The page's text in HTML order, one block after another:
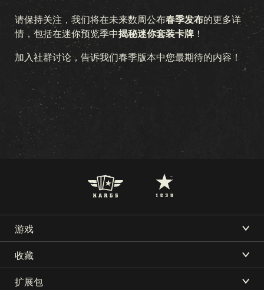
请保持关注，我们将在未来数周公布春季发布的更多详
情，包括在迷你预览季中揭秘迷你套装卡牌 ！
加入社群讨论，告诉我们春季版本中您最期待的内容！
下载 支持 新闻
社区
游戏
KARDS 是什么
如何游戏
收藏
收藏
扩展包